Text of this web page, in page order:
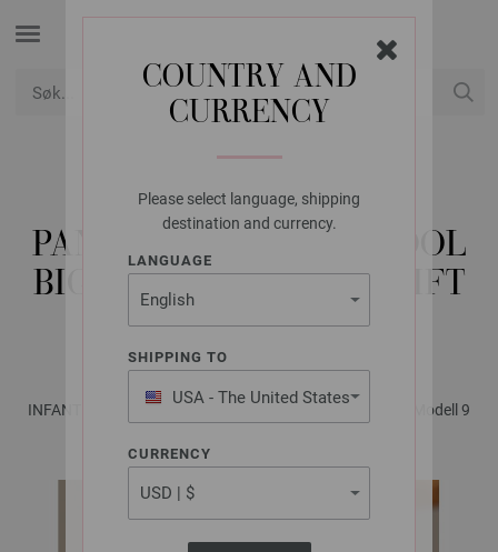
COUNTRY AND
CURRENCY
Please select language, shipping
destination and currency.
LANGUAGE
SHIPPING TO
USA - The United States
of America
CURRENCY
LANA GROSSA
PANNEBÅND COOL WOOL
BIG - STRIKKEOPPSKRIFT
(DK)
INFANTI No. 20 - Magasin (DE) + Strikkeopskrifter (DK) | Modell 9